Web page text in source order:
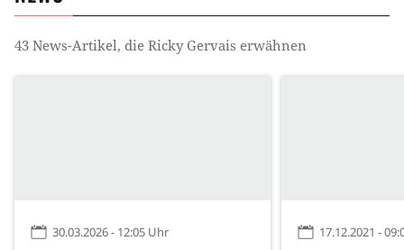
43 News-Artikel, die Ricky Gervais erwähnen
30.03.2026 - 12:05 Uhr 17.12.2021 -